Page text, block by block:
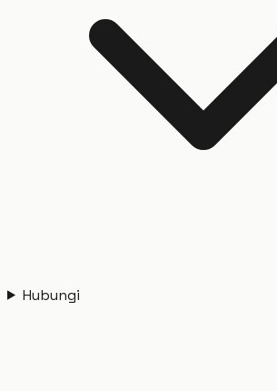
Hubungi